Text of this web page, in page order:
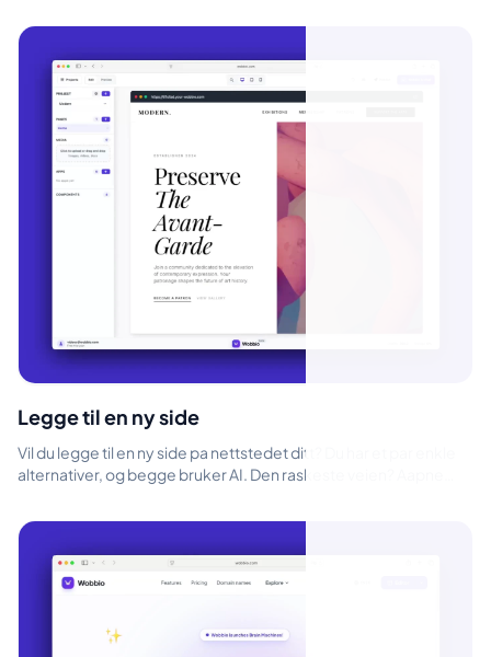
Legge til en ny side
Vil du legge til en ny side pa nettstedet ditt? Du har et par enkle
alternativer, og begge bruker AI. Den raskeste veien? Aapne